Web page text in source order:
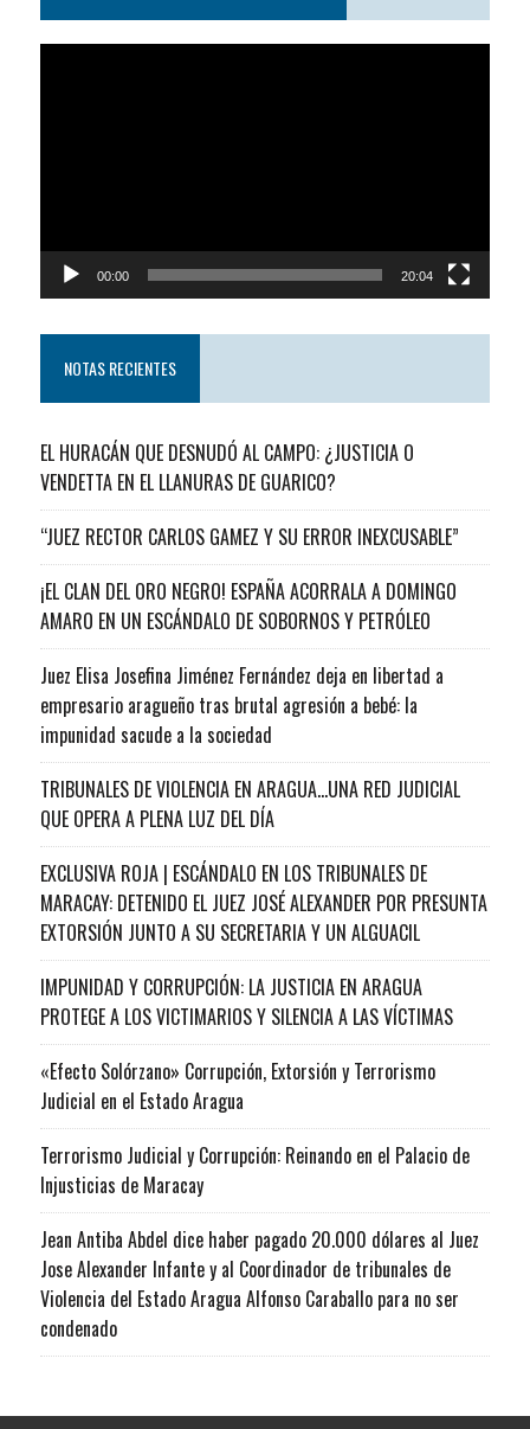
00:00 20:04
NOTAS RECIENTES
EL HURACÁN QUE DESNUDÓ AL CAMPO: ¿JUSTICIA O
VENDETTA EN EL LLANURAS DE GUARICO?
“JUEZ RECTOR CARLOS GAMEZ Y SU ERROR INEXCUSABLE”
¡EL CLAN DEL ORO NEGRO! ESPAÑA ACORRALA A DOMINGO
AMARO EN UN ESCÁNDALO DE SOBORNOS Y PETRÓLEO
Juez Elisa Josefina Jiménez Fernández deja en libertad a
empresario aragueño tras brutal agresión a bebé: la
impunidad sacude a la sociedad
TRIBUNALES DE VIOLENCIA EN ARAGUA…UNA RED JUDICIAL
QUE OPERA A PLENA LUZ DEL DÍA
EXCLUSIVA ROJA | ESCÁNDALO EN LOS TRIBUNALES DE
MARACAY: DETENIDO EL JUEZ JOSÉ ALEXANDER POR PRESUNTA
EXTORSIÓN JUNTO A SU SECRETARIA Y UN ALGUACIL
IMPUNIDAD Y CORRUPCIÓN: LA JUSTICIA EN ARAGUA
PROTEGE A LOS VICTIMARIOS Y SILENCIA A LAS VÍCTIMAS
«Efecto Solórzano» Corrupción, Extorsión y Terrorismo
Judicial en el Estado Aragua
Terrorismo Judicial y Corrupción: Reinando en el Palacio de
Injusticias de Maracay
Jean Antiba Abdel dice haber pagado 20.000 dólares al Juez
Jose Alexander Infante y al Coordinador de tribunales de
Violencia del Estado Aragua Alfonso Caraballo para no ser
condenado